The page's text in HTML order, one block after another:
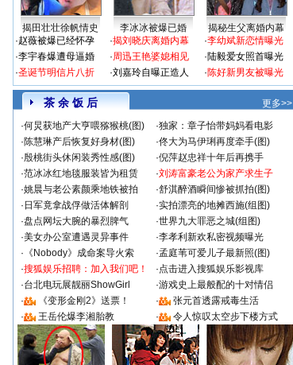
揭田壮壮徐帆情史 李冰冰被爆已婚
揭秘生父离婚内幕
·赵薇被爆已经怀孕
·李宇春爆遭母逼婚
·圣诞节明信片八折
·揭刘晓庆离婚内幕
·周迅王艳婆媳相见
·刘嘉玲自曝正造人
·李幼斌新恋情曝光
·陆毅爱女照首曝光
·陈好新男友被曝光
茶 余 饭 后
更多>>
·何炅获地产大亨喂猕猴桃(图) ·独家：章子怡带妈妈看电影
·陈慧琳产后恢复好身材(图) ·佟大为马伊琍再度牵手(图)
·殷桃街头休闲装秀性感(图) ·倪萍赵忠祥十年后再携手
·范冰冰红地毯服装皆为租赁 ·刘涛富豪老公为家产求生子
·姚晨与老公素颜乘地铁被拍 ·舒淇醉酒瞬间惨被抓拍(图)
· 日军竟拿战俘做活体解剖 ·实拍漂亮的地摊西施(组图)
·盘点网坛大腕的暴烈脾气 ·世界九大罪恶之城(组图)
·美女办公室遭遇灵异事件 ·李孝利新欢私密视频曝光
· 《Nobody》成命案导火索 ·孟庭苇可爱儿子最新照(图)
·搜狐娱乐招聘：加入我们吧！ ·点击进入搜狐娱乐影视库
·台北电玩展靓丽ShowGirl ·游戏史上最般配的十对情侣
·
《变形金刚2》送票！ ·
张元首透露戒毒生活
·
王岳伦爆李湘胎教 · 令人惊叹太空步下楼方式